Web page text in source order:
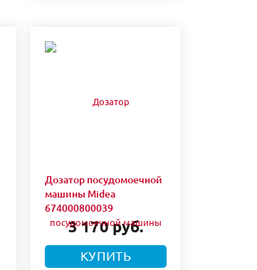
Дозатор посудомоечной
машины Midea
674000800039
3 170 руб.
КУПИТЬ